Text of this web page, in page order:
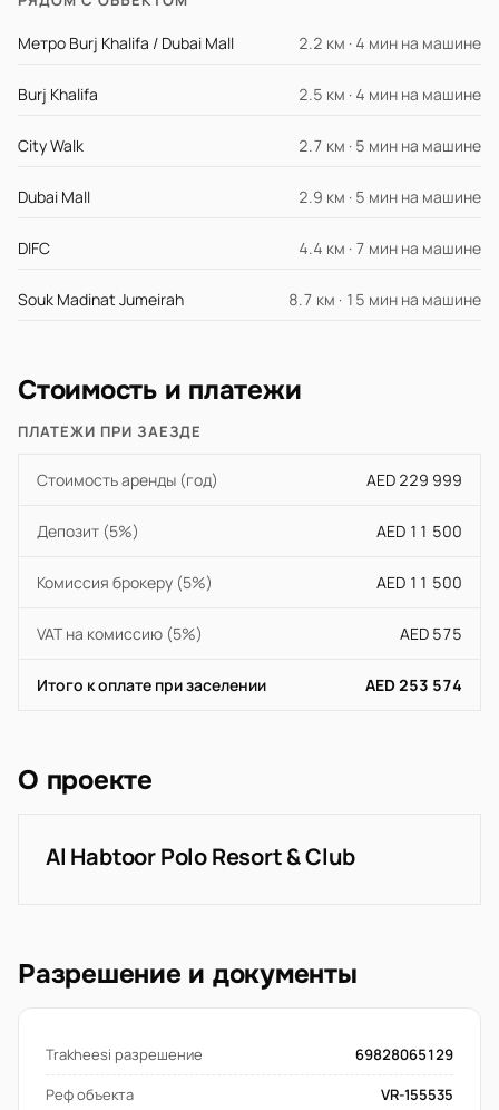
Метро Burj Khalifa / Dubai Mall 2.2 км · 4 мин на машине
Burj Khalifa 2.5 км · 4 мин на машине
City Walk 2.7 км · 5 мин на машине
Dubai Mall 2.9 км · 5 мин на машине
DIFC 4.4 км · 7 мин на машине
Souk Madinat Jumeirah 8.7 км · 15 мин на машине
Стоимость и платежи
ПЛАТЕЖИ ПРИ ЗАЕЗДЕ
Стоимость аренды (год) AED 229 999
Депозит (5%) AED 11 500
Комиссия брокеру (5%) AED 11 500
VAT на комиссию (5%) AED 575
Итого к оплате при заселении AED 253 574
О проекте
Al Habtoor Polo Resort & Club
Разрешение и документы
Trakheesi разрешение
69828065129
Реф объекта
VR-155535